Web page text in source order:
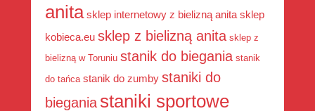
anita sklep internetowy z bielizną anita sklep
kobieca.eu sklep z bielizną anita sklep z
bielizną w Toruniu stanik do biegania stanik
do tańca stanik do zumby staniki do
biegania staniki sportowe